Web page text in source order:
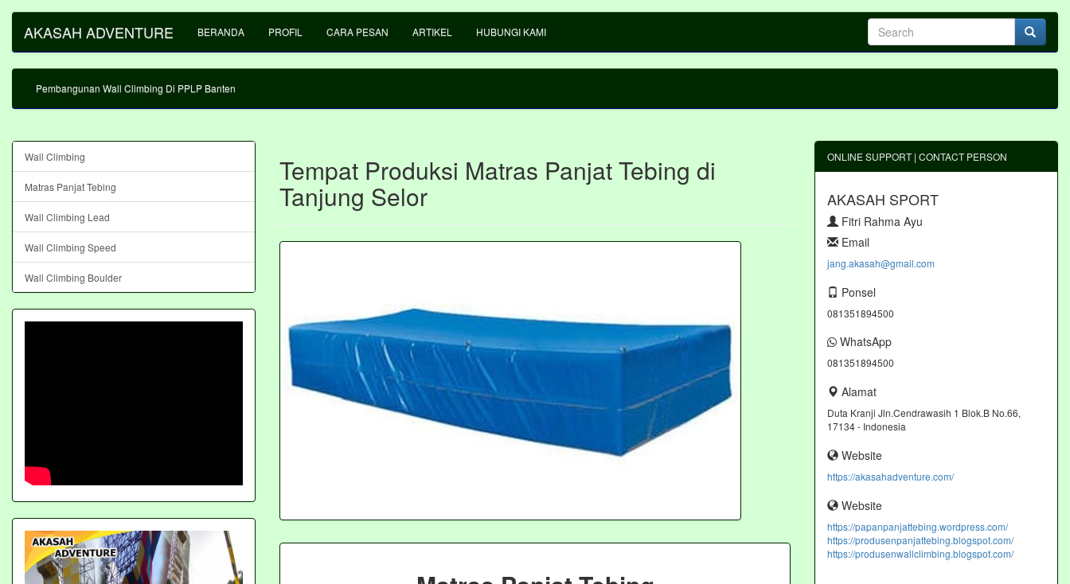
AKASAH ADVENTURE BERANDA PROFIL CARA PESAN ARTIKEL HUBUNGI KAMI
Pembangunan Wall Climbing Di PPLP Banten
Tempat Produksi Matras Panjat Tebing di
Tanjung Selor
Wall Climbing
Matras Panjat Tebing
Wall Climbing Lead
Wall Climbing Speed
Wall Climbing Boulder
ONLINE SUPPORT | CONTACT PERSON
AKASAH SPORT
Fitri Rahma Ayu
Email
jang.akasah@gmail.com
Ponsel
081351894500
WhatsApp
081351894500
Alamat
Duta Kranji Jln.Cendrawasih 1 Blok.B No.66,
17134 - Indonesia
Website
https://akasahadventure.com/
Website
https://papanpanjattebing.wordpress.com/
https://produsenpanjattebing.blogspot.com/
https://produsenwallclimbing.blogspot.com/